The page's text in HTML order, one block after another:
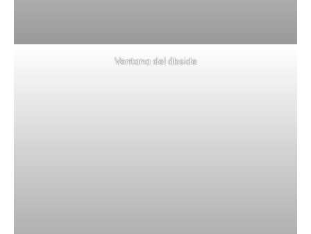
Ventana del ábside